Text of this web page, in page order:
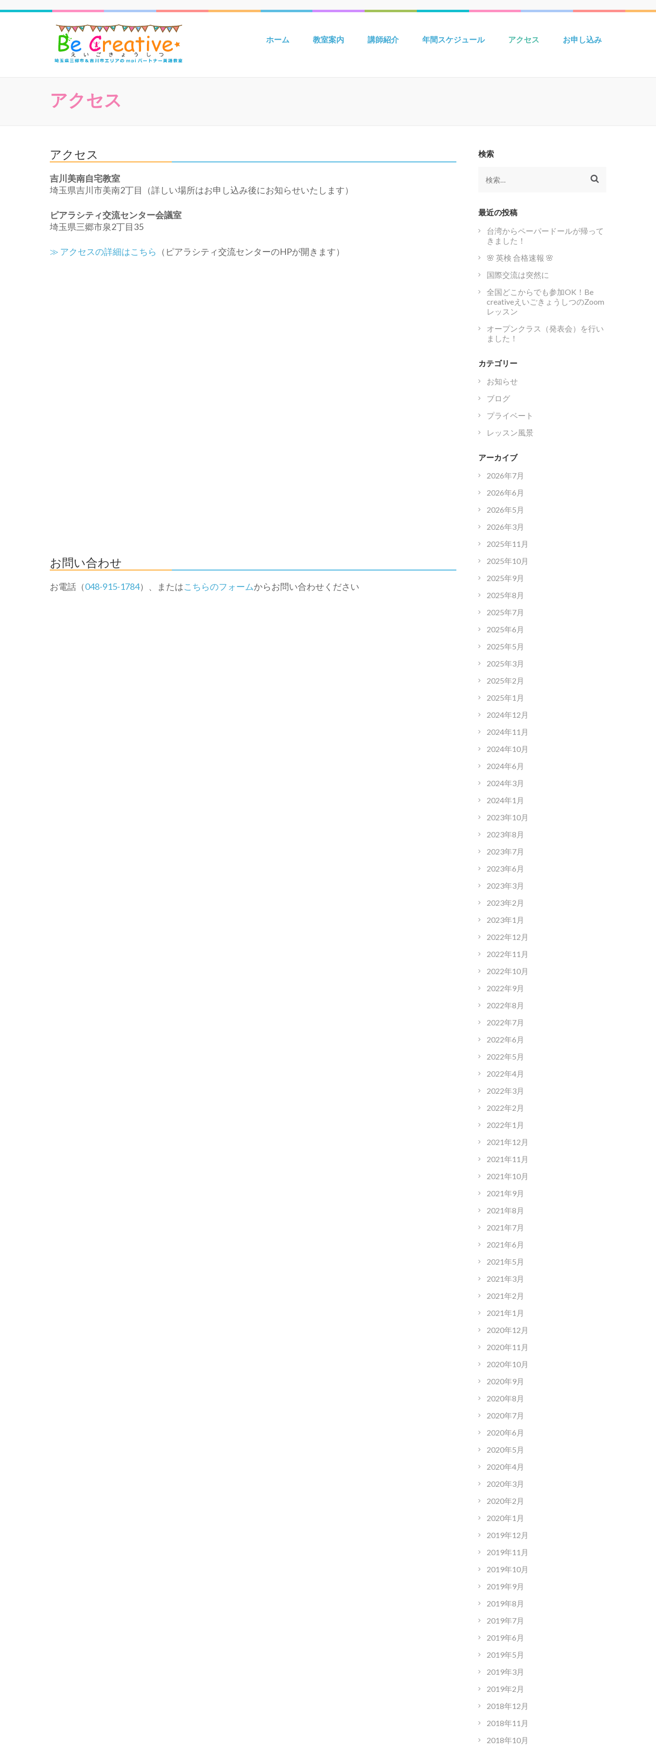
三郷 吉川 mpiパートナー英語教室 Be Creative えいごきょうしつ
ホーム 教室案内 講師紹介 年間スケジュール アクセス お申し込み
アクセス
アクセス
吉川美南自宅教室
埼玉県吉川市美南2丁目（詳しい場所はお申し込み後にお知らせいたします）
ピアラシティ交流センター会議室
埼玉県三郷市泉2丁目35
≫ アクセスの詳細はこちら （ピアラシティ交流センターのHPが開きます）
お問い合わせ
お電話（048-915-1784）、またはこちらのフォームからお問い合わせください
検索
検
最近の投稿
台湾からペーパードールが帰って
きました！
🌸 英検 合格速報 🌸
国際交流は突然に
全国どこからでも参加OK！Be
creativeえいごきょうしつのZoom
レッスン
オープンクラス（発表会）を行い
ました！
カテゴリー
お知らせ
ブログ
プライベート
レッスン風景
アーカイブ
2026年7月
2026年6月
2026年5月
2026年3月
2025年11月
2025年10月
2025年9月
2025年8月
2025年7月
2025年6月
2025年5月
2025年3月
2025年2月
2025年1月
2024年12月
2024年11月
2024年10月
2024年6月
2024年3月
2024年1月
2023年10月
2023年8月
2023年7月
2023年6月
2023年3月
2023年2月
2023年1月
2022年12月
2022年11月
2022年10月
2022年9月
2022年8月
2022年7月
2022年6月
2022年5月
2022年4月
2022年3月
2022年2月
2022年1月
2021年12月
2021年11月
2021年10月
2021年9月
2021年8月
2021年7月
2021年6月
2021年5月
2021年3月
2021年2月
2021年1月
2020年12月
2020年11月
2020年10月
2020年9月
2020年8月
2020年7月
2020年6月
2020年5月
2020年4月
2020年3月
2020年2月
2020年1月
2019年12月
2019年11月
2019年10月
2019年9月
2019年8月
2019年7月
2019年6月
2019年5月
2019年3月
2019年2月
2018年12月
2018年11月
2018年10月